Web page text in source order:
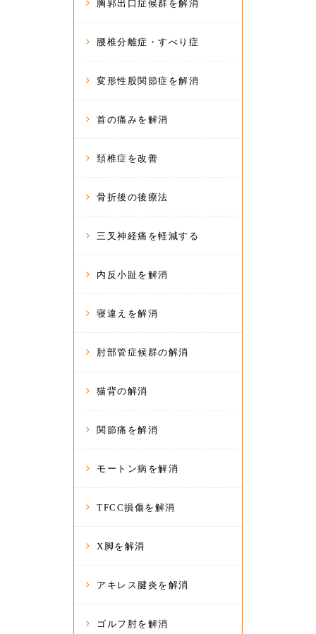
胸郭出口症候群を解消
腰椎分離症・すべり症
変形性股関節症を解消
首の痛みを解消
頚椎症を改善
骨折後の後療法
三叉神経痛を軽減する
内反小趾を解消
寝違えを解消
肘部管症候群の解消
猫背の解消
関節痛を解消
モートン病を解消
TFCC損傷を解消
X脚を解消
アキレス腱炎を解消
ゴルフ肘を解消